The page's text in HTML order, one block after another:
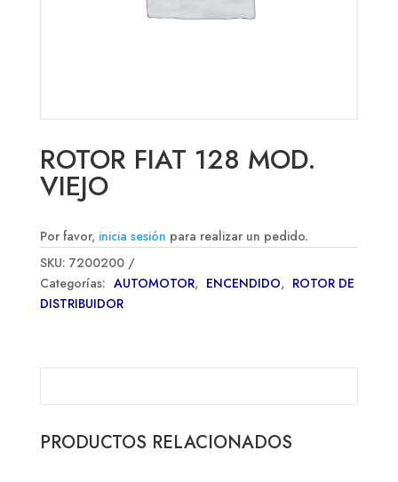
ROTOR FIAT 128 MOD.
VIEJO
Por favor, inicia sesión para realizar un pedido.
SKU: 7200200
Categorías: AUTOMOTOR, ENCENDIDO, ROTOR DE
DISTRIBUIDOR
PRODUCTOS RELACIONADOS